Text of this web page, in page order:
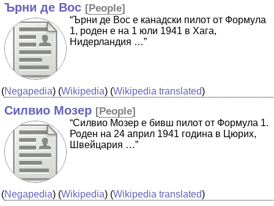
Ърни де Вос [People]
“Ърни де Вос е канадски пилот от Формула
1, роден е на 1 юли 1941 в Хага,
Нидерландия …”
(Negapedia) (Wikipedia) (Wikipedia translated)
Силвио Мозер [People]
“Силвио Мозер е бивш пилот от Формула 1.
Роден на 24 април 1941 година в Цюрих,
Швейцария …”
(Negapedia) (Wikipedia) (Wikipedia translated)